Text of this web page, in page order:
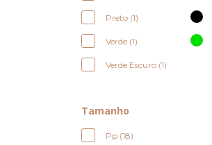
Preto (1)
Verde (1)
Verde Escuro (1)
Tamanho
Pp (18)